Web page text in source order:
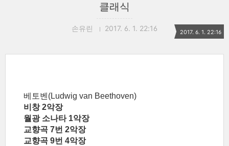
클래식
손유린 2017. 6. 1. 22:16 2017. 6. 1. 22:16
베토벤(Ludwig van Beethoven)
비창 2악장
월광 소나타 1악장
교향곡 7번 2악장
교향곡 9번 4악장